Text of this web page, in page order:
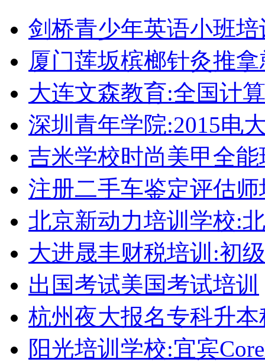
剑桥青少年英语小班培
厦门莲坂槟榔针灸推
大连文森教育:全国计
深圳青年学院:2015电
吉米学校时尚美甲全能
注册二手车鉴定评估
北京新动力培训学校:
大进晟丰财税培训:初
出国考试美国考试培训
杭州夜大报名专科升
阳光培训学校:宜宾